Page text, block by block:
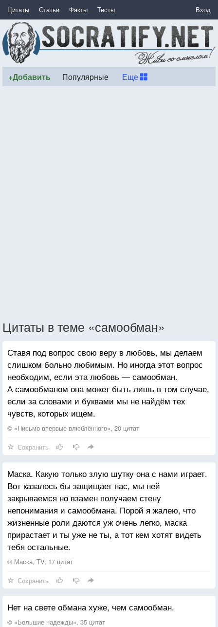
Цитаты Статьи Факты Тесты Вход
+Добавить Популярные Еще
Цитаты в теме «самообман»
Ставя под вопрос свою веру в любовь, мы делаем
слишком больно любимым. Но иногда этот вопрос
необходим, если эта любовь — самообман.
А самообманом она может быть лишь в том случае,
если за словами и буквами мы не найдём тех
чувств, которых ищем.
© «Письмо впервые влюблённого», 20 цитат
Сохранить
Маска. Какую только злую шутку она с нами играет.
Вот казалось бы защищает нас, мы ней
закрываемся но взамен получаем стену
непонимания и самообмана. Порой я жалею, что
жизненные роли даются уж очень легко, маска
прирастает и ты уже не ты, а тот кем хотят видеть
тебя остальные.
© Маска, TV, 17 цитат
Сохранить
Нет на свете обмана хуже, чем самообман.
© «Большие надежды», 35 цитат